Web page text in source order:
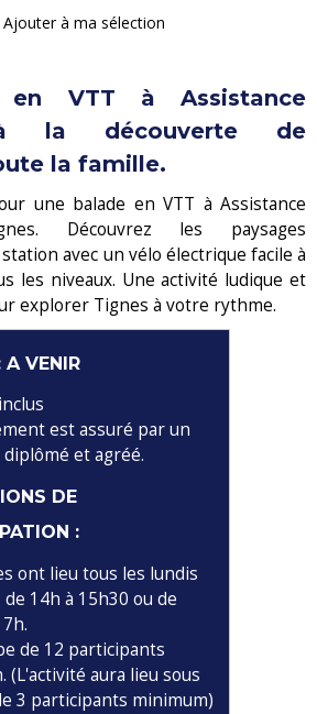
Ajouter à ma sélection
en VTT à Assistance
la découverte de
la famille.
une balade en VTT à Assistance
Découvrez les paysages
avec un vélo électrique facile à
les niveaux. Une activité ludique et
explorer Tignes à votre rythme.
A VENIR
est assuré par un
et agréé.
DE
:
ont lieu tous les lundis
14h à 15h30 ou de
de 12 participants
(L'activité aura lieu sous
3 participants minimum)